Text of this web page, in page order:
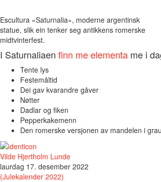
Escultura «Saturnalia», moderne argentinsk
statue, slik ein tenker seg antikkens romerske
midtvinterfest.
I Saturnaliaen finn me elementa me i
Tente lys
Festemåltid
Dei gav kvarandre gåver
Nøtter
Dadlar og fiken
Pepperkakemenn
Den romerske versjonen av mandelen i
Vilde Hjertholm Lunde
laurdag 17. desember 2022
(Julekalender 2022)